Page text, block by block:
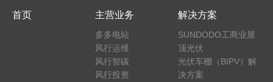
首页 主营业务
多多电站
风行运维
风行智碳
风行投资
解决方案
SUNDODO工商业屋
顶光伏
光伏车棚（BIPV）解
决方案